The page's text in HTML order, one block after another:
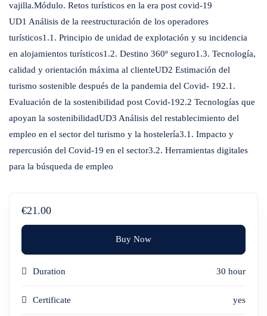
vajilla.Módulo. Retos turísticos en la era post covid-19
UD1 Análisis de la reestructuración de los operadores
turísticos1.1. Principio de unidad de explotación y su incidencia
en alojamientos turísticos1.2. Destino 360º seguro1.3. Tecnología,
calidad y orientación máxima al clienteUD2 Estimación del
turismo sostenible después de la pandemia del Covid- 192.1.
Evaluación de la sostenibilidad post Covid-192.2 Tecnologías que
apoyan la sostenibilidadUD3 Análisis del restablecimiento del
empleo en el sector del turismo y la hostelería3.1. Impacto y
repercusión del Covid-19 en el sector3.2. Herramientas digitales
para la búsqueda de empleo
€21.00
Buy Now
Duration 30 hour
Certificate yes